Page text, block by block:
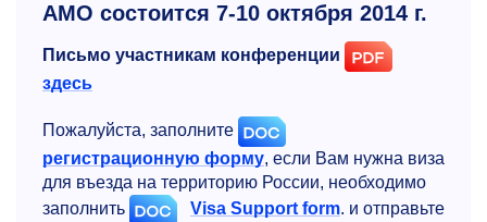
АМО состоится 7-10 октября 2014 г.
Письмо участникам конференции
здесь
Пожалуйста, заполните
регистрационную форму, если Вам нужна виза
для въезда на территорию России, необходимо
заполнить
Visa Support form. и отправьте